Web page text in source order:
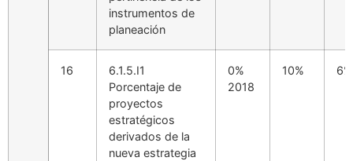
instrumentos de
planeación
16
6.1.5.I1
Porcentaje de
proyectos
estratégicos
derivados de la
nueva estrategia
0%
2018
10% 6%